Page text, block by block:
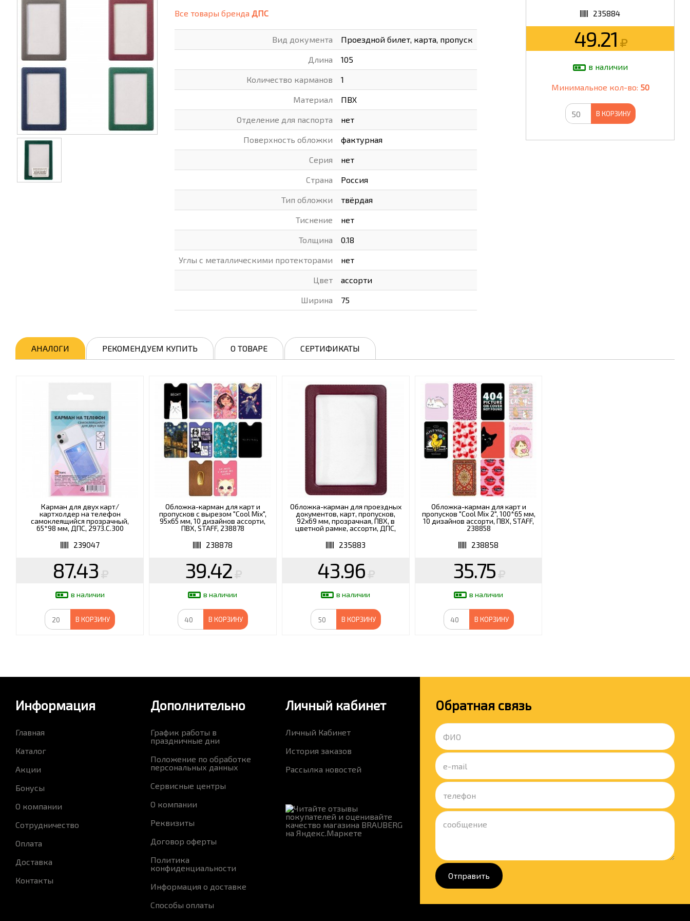
ХОЗТОВАРЫ
ЭЛЕКТРОТОВАРЫ И ОСВЕЩЕНИЕ
235884
49.21
в наличии
Минимальное кол-во: 50
В КОРЗИНУ
Все товары бренда ДПС
Вид документа Проездной билет, карта, пропуск
Длина 105
Количество карманов 1
Материал ПВХ
Отделение для паспорта нет
Поверхность обложки фактурная
Серия нет
Страна Россия
Тип обложки твёрдая
Тиснение нет
Толщина 0.18
Углы с металлическими протекторами нет
Цвет ассорти
Ширина 75
АНАЛОГИ РЕКОМЕНДУЕМ КУПИТЬ О ТОВАРЕ СЕРТИФИКАТЫ
Карман для двух карт/
картхолдер на телефон
самоклеящийся прозрачный,
65*98 мм, ДПС, 2973.С.300
239047
87.43
в наличии
В КОРЗИНУ
Обложка-карман для карт и
пропусков с вырезом "Cool Mix",
95х65 мм, 10 дизайнов ассорти,
ПВХ, STAFF, 238878
238878
39.42
в наличии
В КОРЗИНУ
Обложка-карман для проездных
документов, карт, пропусков,
92х69 мм, прозрачная, ПВХ, в
цветной рамке, ассорти, ДПС,
235883
43.96
в наличии
В КОРЗИНУ
Обложка-карман для карт и
пропусков "Cool Mix 2", 100*65 мм,
10 дизайнов ассорти, ПВХ, STAFF,
238858
238858
35.75
в наличии
В КОРЗИНУ
Информация
Главная
Каталог
Акции
Бонусы
О компании
Сотрудничество
Оплата
Доставка
Контакты
Дополнительно
График работы в
праздничные дни
Положение по обработке
персональных данных
Сервисные центры
О компании
Реквизиты
Договор оферты
Политика
конфиденциальности
Информация о доставке
Способы оплаты
Личный кабинет
Личный Кабинет
История заказов
Рассылка новостей
Обратная связь
Отправить